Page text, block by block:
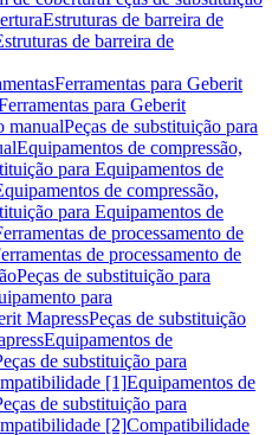
Estruturas de barreira de
de barreira de
Ferramentas para Geberit
para Geberit
manualPeças de substituição para
Equipamentos de compressão,
para Equipamentos de
de compressão,
para Equipamentos de
de processamento de
de processamento de
Peças de substituição para
para
MapressPeças de substituição
Equipamentos de
de substituição para
[1]Equipamentos de
de substituição para
[2]Compatibilidade